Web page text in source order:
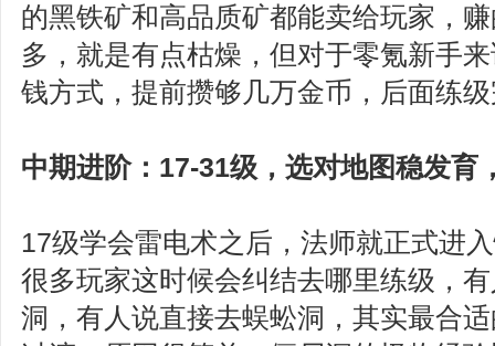
的黑铁矿和高品质矿都能卖给玩家，
多，就是有点枯燥，但对于零氪新手
钱方式，提前攒够几万金币，后面练
中期进阶：17-31级，选对地图稳发育
17级学会雷电术之后，法师就正式进
很多玩家这时候会纠结去哪里练级，
洞，有人说直接去蜈蚣洞，其实最合